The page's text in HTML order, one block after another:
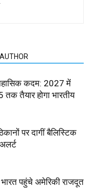
कदम: 2027 में
तक तैयार होगा भारतीय
पर दागीं बैलिस्टिक
भारत पहुंचे अमेरिकी राजदूत